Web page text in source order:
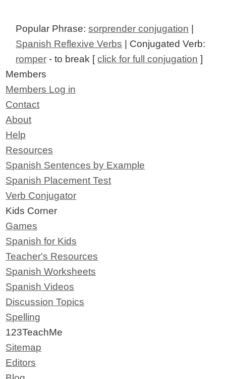
Popular Phrase:sorprender conjugation
Spanish Reflexive Verbs | Conjugated Verb:
romper - to break [click for full conjugation ]
Members
Members Log in
Contact
About
Help
Resources
Spanish Sentences by Example
Spanish Placement Test
Verb Conjugator
Kids Corner
Games
Spanish for Kids
Teacher's Resources
Spanish Worksheets
Spanish Videos
Discussion Topics
Spelling
123TeachMe
Sitemap
Editors